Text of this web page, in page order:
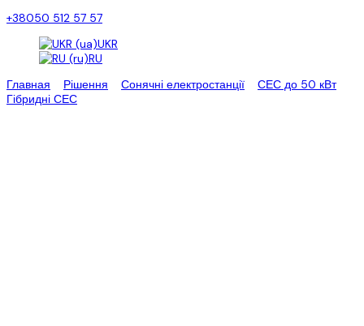
+38050 512 57 57
UKR
RU
Главная
Рішення Сонячні електростанції СЕС до 50 кВт>
Гібридні СЕС